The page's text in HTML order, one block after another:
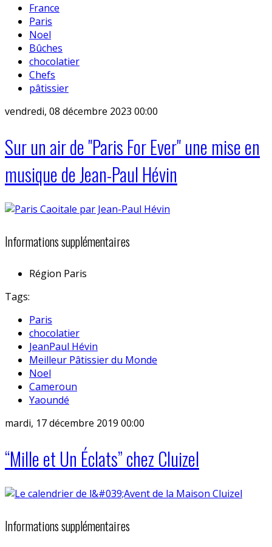
France
Paris
Noel
Bûches
chocolatier
Chefs
pâtissier
vendredi, 08 décembre 2023 00:00
Sur un air de "Paris For Ever" une mise en
musique de Jean-Paul Hévin
Informations supplémentaires
Région Paris
Tags:
Paris
chocolatier
JeanPaul Hévin
Meilleur Pâtissier du Monde
Noel
Cameroun
Yaoundé
mardi, 17 décembre 2019 00:00
“Mille et Un Éclats” chez Cluizel
Informations supplémentaires